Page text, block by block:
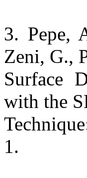
3. Pepe,
Zeni, G.,
Surface
with the
1.